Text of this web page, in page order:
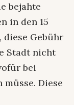
bejahte
in den 15
Gebühr
Stadt nicht
bei
Diese